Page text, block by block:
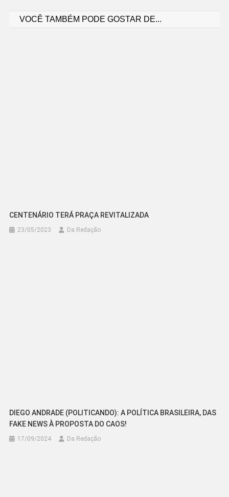
VOCÊ TAMBÉM PODE GOSTAR DE...
CENTENÁRIO TERÁ PRAÇA REVITALIZADA
23/05/2023 Da Redação
DIEGO ANDRADE (POLITICANDO): A POLÍTICA BRASILEIRA, DAS
FAKE NEWS À PROPOSTA DO CAOS!
17/09/2024 Da Redação